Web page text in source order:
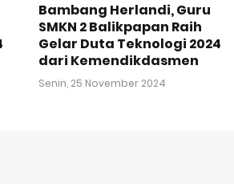
Bambang Herlandi, Guru
SMKN 2 Balikpapan Raih
Gelar Duta Teknologi 2024
dari Kemendikdasmen
Senin, 25 November 2024